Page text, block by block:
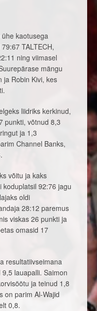
kaotusega
TALTECH,
ning viimasel
mängu
ja Robin Kivi, kes
liidriks kerkinud,
punkti, võtnud 8,3
ja 1,3
Channel Banks,
võitu ja kaks
koduplatsil 92:76 jagu
oldi
28:12 paremus
viskas 26 punkti ja
omasid 17
resultatiivseimana
lauapalli. Saimon
ja teinud 1,8
on parim Al-Wajid
0,8.